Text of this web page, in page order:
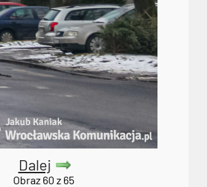
Dalej
Obraz 60 z 65